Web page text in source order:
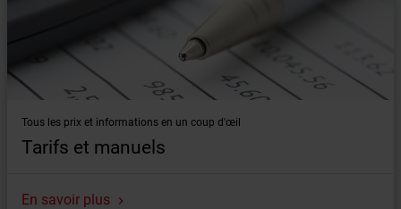
Tous les prix et informations en un coup d'œil
Tarifs et manuels
En savoir plus